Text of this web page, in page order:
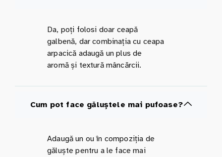
Da, poți folosi doar ceapă
galbenă, dar combinația cu ceapa
arpacică adaugă un plus de
aromă și textură mâncărcii.
Cum pot face găluștele mai pufoase?
Adaugă un ou în compoziția de
găluște pentru a le face mai